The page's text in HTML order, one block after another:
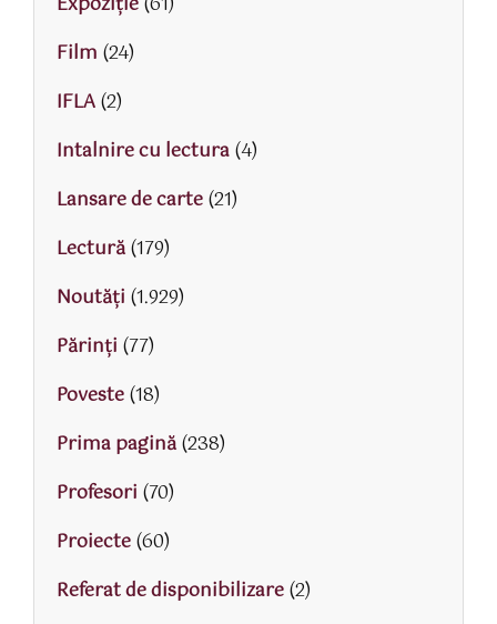
Film (24)
IFLA(2)
Intalnire cu lectura(4)
Lansare de carte(21)
Lectură(179)
Noutăți (1.929)
Părinţi (77)
Poveste(18)
Prima pagină(238)
Profesori (70)
Proiecte(60)
Referat de disponibilizare(2)